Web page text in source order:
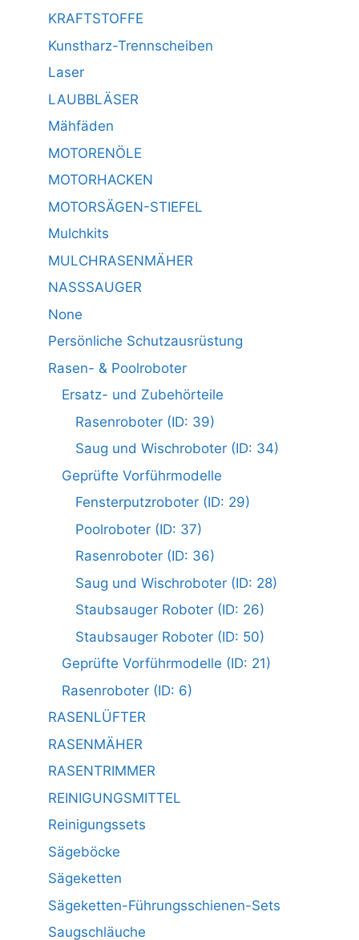
KRAFTSTOFFE
Kunstharz-Trennscheiben
Laser
LAUBBLÄSER
Mähfäden
MOTORENÖLE
MOTORHACKEN
MOTORSÄGEN-STIEFEL
Mulchkits
MULCHRASENMÄHER
NASSSAUGER
None
Persönliche Schutzausrüstung
Rasen- & Poolroboter
Ersatz- und Zubehörteile
Rasenroboter (ID: 39)
Saug und Wischroboter (ID: 34)
Geprüfte Vorführmodelle
Fensterputzroboter (ID: 29)
Poolroboter (ID: 37)
Rasenroboter (ID: 36)
Saug und Wischroboter (ID: 28)
Staubsauger Roboter (ID: 26)
Staubsauger Roboter (ID: 50)
Geprüfte Vorführmodelle (ID: 21)
Rasenroboter (ID: 6)
RASENLÜFTER
RASENMÄHER
RASENTRIMMER
REINIGUNGSMITTEL
Reinigungssets
Sägeböcke
Sägeketten
Sägeketten-Führungsschienen-Sets
Saugschläuche